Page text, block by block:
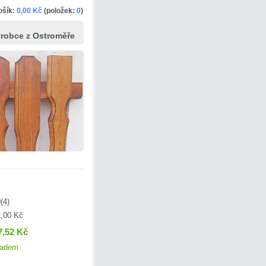
z Ostroměře
Kč
Kč
0,00 Kč (položek: 0)